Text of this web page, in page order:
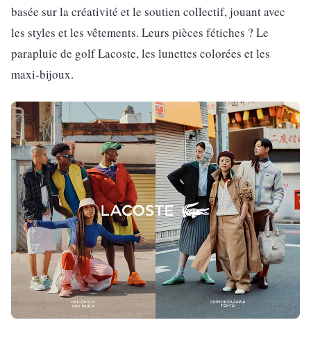
basée sur la créativité et le soutien collectif, jouant avec
les styles et les vêtements. Leurs pièces fétiches ? Le
parapluie de golf Lacoste, les lunettes colorées et les
maxi-bijoux.